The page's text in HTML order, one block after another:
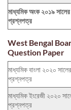
মাধ্যমিক অংক ২০১৯ সালের
প্রশ্নপত্র
West Bengal
Question Paper
মাধ্যমিক বাংলা ২০২০ সালের
প্রশ্নপত্র
মাধ্যমিক ইংরেজী ২০২০
প্রশ্নপত্র